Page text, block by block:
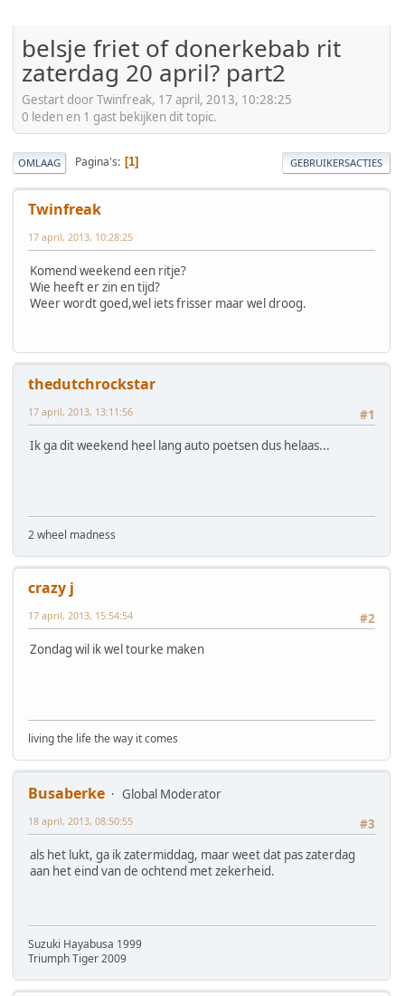
belsje friet of donerkebab rit
zaterdag 20 april? part2
Gestart door Twinfreak, 17 april, 2013, 10:28:25
0 leden en 1 gast bekijken dit topic.
OMLAAG Pagina's 1 GEBRUIKERSACTIES
Twinfreak
17 april, 2013, 10:28:25
Komend weekend een ritje?
Wie heeft er zin en tijd?
Weer wordt goed,wel iets frisser maar wel droog.
thedutchrockstar
#1
17 april, 2013, 13:11:56
Ik ga dit weekend heel lang auto poetsen dus helaas...
2 wheel madness
crazy j
#2
17 april, 2013, 15:54:54
Zondag wil ik wel tourke maken
living the life the way it comes
Busaberke
Global Moderator
#3
18 april, 2013, 08:50:55
als het lukt, ga ik zatermiddag, maar weet dat pas zaterdag
aan het eind van de ochtend met zekerheid.
Suzuki Hayabusa 1999
Triumph Tiger 2009